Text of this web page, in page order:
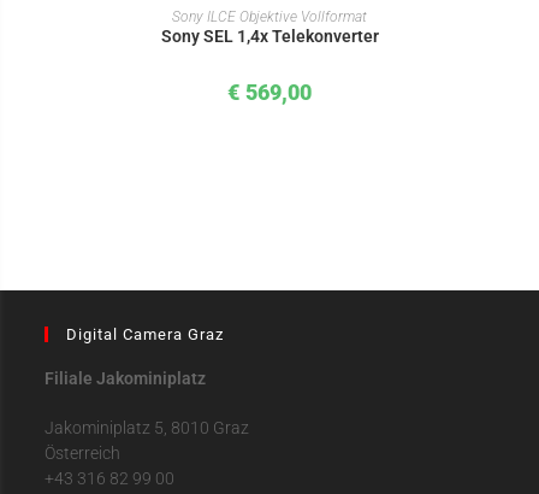
IN DEN WARENKORB
Sony ILCE Objektive Vollformat
Sony SEL 1,4x Telekonverter
€ 569,00
Digital Camera Graz
Filiale Jakominiplatz
Jakominiplatz 5, 8010 Graz
Österreich
+43 316 82 99 00